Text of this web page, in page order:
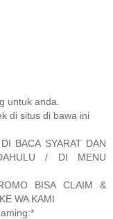
untuk anda.
di situs di bawa ini
BACA SYARAT DAN
/ DI MENU
BISA CLAIM &
WA KAMI